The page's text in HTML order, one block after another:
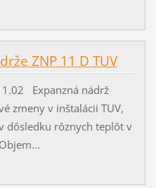
ZNP 11 D TUV
Expanzná nádrž
zmeny v inštalácii TUV,
dôsledku rôznych teplôt v